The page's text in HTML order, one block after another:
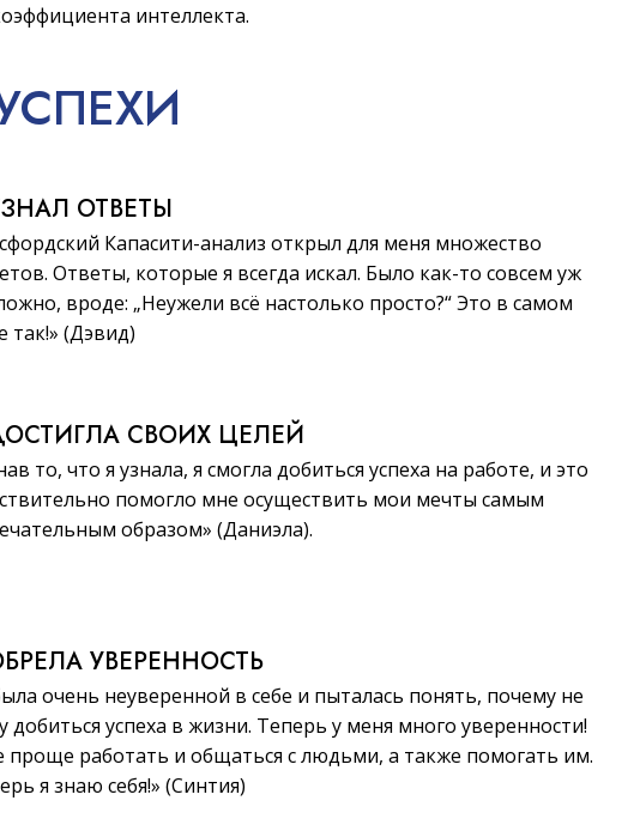
интеллекта.
ОТВЕТЫ
Капасити-анализ открыл для меня множество
Ответы, которые я всегда искал. Было как-то совсем уж
вроде: „Неужели всё настолько просто?“ Это в самом
так!» (Дэвид)
СВОИХ ЦЕЛЕЙ
то, что я узнала, я смогла добиться успеха на работе, и это
помогло мне осуществить мои мечты самым
образом» (Даниэла).
УВЕРЕННОСТЬ
очень неуверенной в себе и пыталась понять, почему не
добиться успеха в жизни. Теперь у меня много уверенности!
проще работать и общаться с людьми, а также помогать им.
я знаю себя!» (Синтия)